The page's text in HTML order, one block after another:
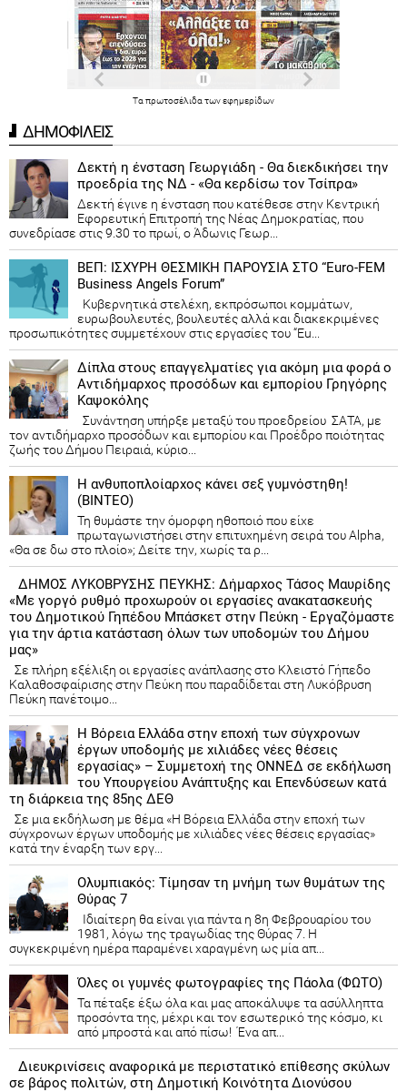
Τα πρωτοσέλιδα τωνεφημερίδων
ΔΗΜΟΦΙΛΕΙΣ
Δεκτή η ένσταση Γεωργιάδη - Θα διεκδικήσει την
προεδρία της ΝΔ - «Θα κερδίσω τον Τσίπρα»
Δεκτή έγινε η ένσταση που κατέθεσε στην Κεντρική
Εφορευτική Επιτροπή της Νέας Δημοκρατίας, που
συνεδρίασε στις 9.30 το πρωί, ο Άδωνις Γεωρ...
ΒΕΠ: ΙΣΧΥΡΗ ΘΕΣΜΙΚΗ ΠΑΡΟΥΣΙΑ ΣΤΟ “Euro-FEM
Business Angels Forum”
Κυβερνητικά στελέχη, εκπρόσωποι κομμάτων,
ευρωβουλευτές, βουλευτές αλλά και διακεκριμένες
προσωπικότητες συμμετέχουν στις εργασίες του “Eu...
Δίπλα στους επαγγελματίες για ακόμη μια φορά ο
Αντιδήμαρχος προσόδων και εμπορίου Γρηγόρης
Καψοκόλης
Συνάντηση υπήρξε μεταξύ του προεδρείου ΣΑΤΑ, με
τον αντιδήμαρχο προσόδων και εμπορίου και Προέδρο ποιότητας
ζωής του Δήμου Πειραιά, κύριο...
Η ανθυποπλοίαρχος κάνει σεξ γυμνόστηθη!
(ΒΙΝΤΕΟ)
Τη θυμάστε την όμορφη ηθοποιό που είχε
πρωταγωνιστήσει στην επιτυχημένη σειρά του Alpha,
«Θα σε δω στο πλοίο»; Δείτε την, χωρίς τα ρ...
ΔΗΜΟΣ ΛΥΚΟΒΡΥΣΗΣ ΠΕΥΚΗΣ: Δήμαρχος Τάσος Μαυρίδης
«Με γοργό ρυθμό προχωρούν οι εργασίες ανακατασκευής
του Δημοτικού Γηπέδου Μπάσκετ στην Πεύκη - Εργαζόμαστε
για την άρτια κατάσταση όλων των υποδομών του Δήμου
μας»
Σε πλήρη εξέλιξη οι εργασίες ανάπλασης στο Κλειστό Γήπεδο
Καλαθοσφαίρισης στην Πεύκη που παραδίδεται στη Λυκόβρυση
Πεύκη πανέτοιμο...
Η Βόρεια Ελλάδα στην εποχή των σύγχρονων
έργων υποδομής με χιλιάδες νέες θέσεις
εργασίας» – Συμμετοχή της ΟΝΝΕΔ σε εκδήλωση
του Υπουργείου Ανάπτυξης και Επενδύσεων κατά
τη διάρκεια της 85ης ΔΕΘ
Σε μια εκδήλωση με θέμα «Η Βόρεια Ελλάδα στην εποχή των
σύγχρονων έργων υποδομής με χιλιάδες νέες θέσεις εργασίας»
κατά την έναρξη των εργ...
Ολυμπιακός: Τίμησαν τη μνήμη των θυμάτων της
Θύρας 7
Ιδιαίτερη θα είναι για πάντα η 8η Φεβρουαρίου του
1981, λόγω της τραγωδίας της Θύρας 7. Η
συγκεκριμένη ημέρα παραμένει χαραγμένη ως μία απ...
Όλες οι γυμνές φωτογραφίες της Πάολα (ΦΩΤΟ)
Τα πέταξε έξω όλα και μας αποκάλυψε τα ασύλληπτα
προσόντα της, μέχρι και τον εσωτερικό της κόσμο, κι
από μπροστά και από πίσω! Ένα απ...
Διευκρινίσεις αναφορικά με περιστατικό επίθεσης σκύλων
σε βάρος πολιτών, στη Δημοτική Κοινότητα Διονύσου